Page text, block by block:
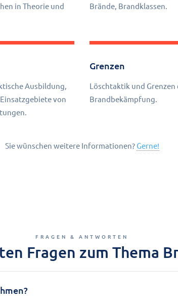
in Theorie und
Brände, Brandklassen.
Ausbildung,
von
Grenzen
Löschtaktik und Grenzen
Brandbekämpfung.
Sie wünschen weitere Informationen? Gerne!
FRAGEN & ANTWORTEN
Fragen zum Thema